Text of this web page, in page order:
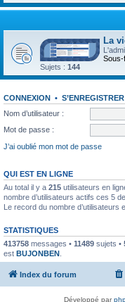
La
Sous-
Sujets : 144
CONNEXION • S’ENREGISTRER
Nom d’utilisateur :
Mot de passe :
J’ai oublié mon mot de passe
QUI EST EN LIGNE
Au total il y a 215 utilisateurs en
nombre d’utilisateurs actifs ces 5
Le record du nombre d’utilisateurs
STATISTIQUES
413758 messages • 11489 sujets •
est BUJONBEN
Index du forum
Développé par